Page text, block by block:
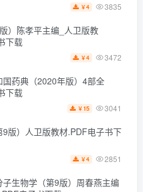
￥4 3835
）陈孝平主编_人卫版教
下载
￥4 3472
国药典（2020年版）4部全
下载
￥ 15 3041
版）人卫版教材.PDF电子书下
￥4 2851
子生物学（第9版）周春燕主编